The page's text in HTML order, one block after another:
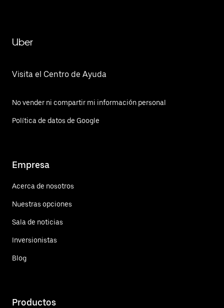
Uber
Visita el Centro de Ayuda
No vender ni compartir mi información personal
Política de datos de Google
Empresa
Acerca de nosotros
Nuestras opciones
Sala de noticias
Inversionistas
Blog
Productos